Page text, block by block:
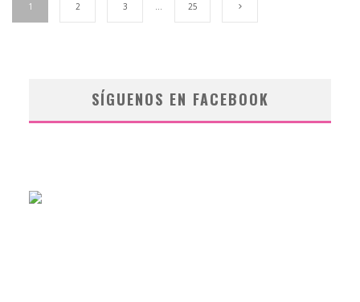
1 2 3 … 25
SÍGUENOS EN FACEBOOK